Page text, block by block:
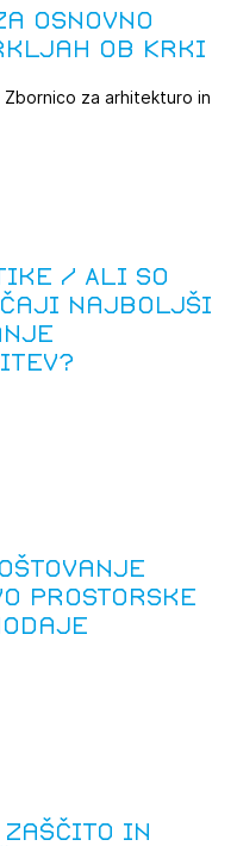
le ZAPS
Osnovno
ob Krki
za arhitekturo in
/ Ali so
najboljši
prostorske
zaščito in